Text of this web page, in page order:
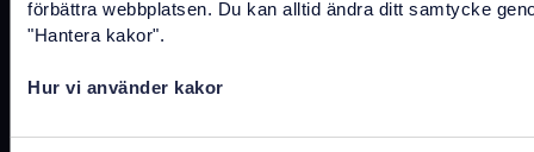
förbättra webbplatsen. Du kan alltid ändra ditt samtycke
"Hantera kakor".
Hur vi använder kakor
Tel.0771-766 200
Tel.010-458 62 00(växel)
Tel.010-106 07 98(presstjänst)